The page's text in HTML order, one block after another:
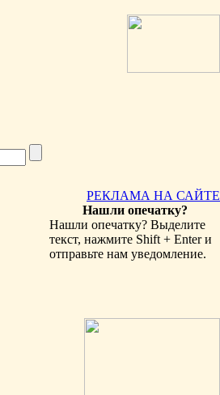
РЕКЛАМА НА САЙТЕ
Нашли опечатку?
Нашли опечатку? Выделите
текст, нажмите Shift + Enter и
отправьте нам уведомление.